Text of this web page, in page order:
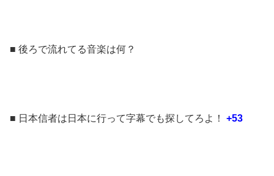
■ 後ろで流れてる音楽は何？
■ 日本信者は日本に行って字幕でも探してろよ！ +53